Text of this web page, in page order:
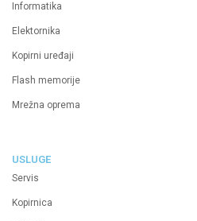
Informatika
Elektornika
Kopirni uređaji
Flash memorije
Mrežna oprema
USLUGE
Servis
Kopirnica